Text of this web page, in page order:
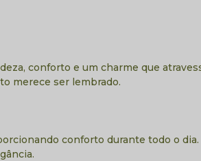
conforto e um charme que
merece ser lembrado.
conforto durante todo o dia.